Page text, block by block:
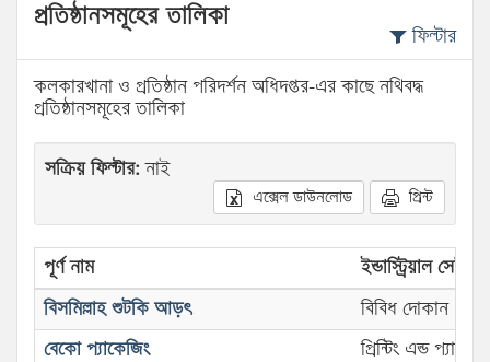
প্রতিষ্ঠানসমূহের তালিকা
ফিল্টার
কলকারখানা ও প্রতিষ্ঠান পরিদর্শন অধিদপ্তর-এর কাছে নথিবদ্ধ
প্রতিষ্ঠানসমূহের তালিকা
সক্রিয় ফিল্টার:নাই
এক্সেল ডাউনলোড প্রিন্ট
পূর্ণ নাম
ইন্ডাস্ট্রিয়াল সেক্টর
বিসমিল্লাহ শুটকি আড়ৎ
বিবিধ দোকান
বেকো প্যাকেজিং
প্রিন্টিং এন্ড